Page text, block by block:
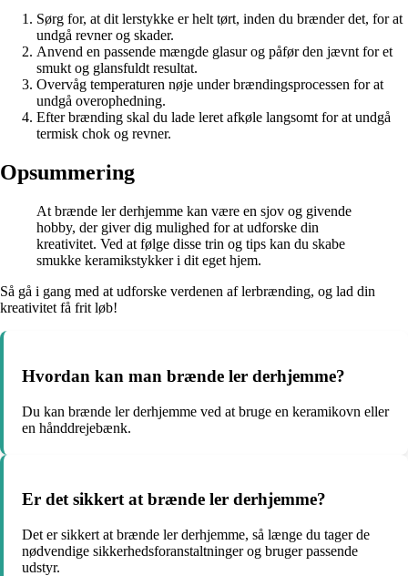
Sørg for, at dit lerstykke er helt tørt, inden du brænder det, for at
undgå revner og skader.
Anvend en passende mængde glasur og påfør den jævnt for et
smukt og glansfuldt resultat.
Overvåg temperaturen nøje under brændingsprocessen for at
undgå overophedning.
Efter brænding skal du lade leret afkøle langsomt for at undgå
termisk chok og revner.
Opsummering
At brænde ler derhjemme kan være en sjov og givende
hobby, der giver dig mulighed for at udforske din
kreativitet. Ved at følge disse trin og tips kan du skabe
smukke keramikstykker i dit eget hjem.
Så gå i gang med at udforske verdenen af lerbrænding, og lad din
kreativitet få frit løb!
Hvordan kan man brænde ler derhjemme?
Du kan brænde ler derhjemme ved at bruge en keramikovn eller
en hånddrejebænk.
Er det sikkert at brænde ler derhjemme?
Det er sikkert at brænde ler derhjemme, så længe du tager de
nødvendige sikkerhedsforanstaltninger og bruger passende
udstyr.